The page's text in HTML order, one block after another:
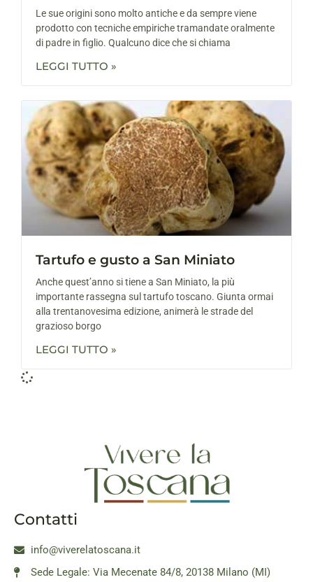
Le sue origini sono molto antiche e da sempre viene
prodotto con tecniche empiriche tramandate oralmente
di padre in figlio. Qualcuno dice che si chiama
LEGGI TUTTO »
Tartufo e gusto a San Miniato
Anche quest’anno si tiene a San Miniato, la più
importante rassegna sul tartufo toscano. Giunta ormai
alla trentanovesima edizione, animerà le strade del
grazioso borgo
LEGGI TUTTO »
Contatti
info@viverelatoscana.it
Sede Legale: Via Mecenate 84/8, 20138 Milano (MI)